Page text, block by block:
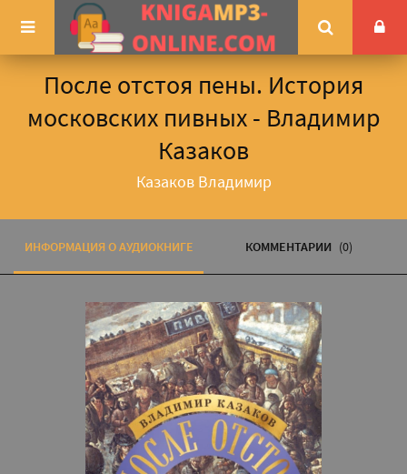
После отстоя пены. История
московских пивных - Владимир
Казаков
Казаков Владимир
ИНФОРМАЦИЯ О АУДИОКНИГЕ КОММЕНТАРИИ (0)